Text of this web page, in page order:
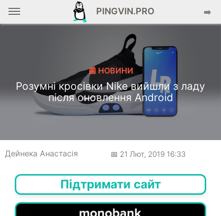
PINGVIN.PRO ➡️
📰 НОВИНИ
Розумні кросівки Nike вийшли з ладу
після оновлення Android
Дейнека Анастасiя 📅 21 Лют, 2019 16:33
Підтримати сайт